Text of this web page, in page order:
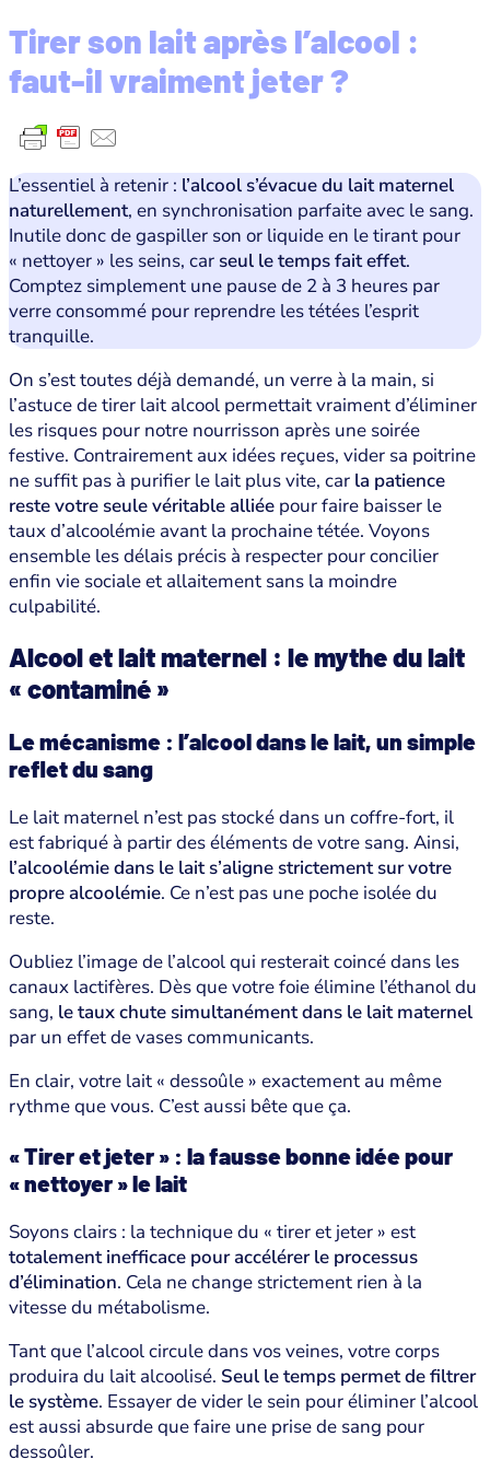
Tirer son lait après l’alcool :
faut-il vraiment jeter ?
L’essentiel à retenir : l’alcool s’évacue du lait maternel
naturellement, en synchronisation parfaite avec le sang.
Inutile donc de gaspiller son or liquide en le tirant pour
« nettoyer » les seins, car seul le temps fait effet.
Comptez simplement une pause de 2 à 3 heures par
verre consommé pour reprendre les tétées l’esprit
tranquille.
On s’est toutes déjà demandé, un verre à la main, si
l’astuce de tirer lait alcool permettait vraiment d’éliminer
les risques pour notre nourrisson après une soirée
festive. Contrairement aux idées reçues, vider sa poitrine
ne suffit pas à purifier le lait plus vite, car la patience
reste votre seule véritable alliée pour faire baisser le
taux d’alcoolémie avant la prochaine tétée. Voyons
ensemble les délais précis à respecter pour concilier
enfin vie sociale et allaitement sans la moindre
culpabilité.
Alcool et lait maternel : le mythe du lait
« contaminé »
Le mécanisme : l’alcool dans le lait, un simple
reflet du sang
Le lait maternel n’est pas stocké dans un coffre-fort, il
est fabriqué à partir des éléments de votre sang. Ainsi,
l’alcoolémie dans le lait s’aligne strictement sur votre
propre alcoolémie. Ce n’est pas une poche isolée du
reste.
Oubliez l’image de l’alcool qui resterait coincé dans les
canaux lactifères. Dès que votre foie élimine l’éthanol du
sang, le taux chute simultanément dans le lait maternel
par un effet de vases communicants.
En clair, votre lait « dessoûle » exactement au même
rythme que vous. C’est aussi bête que ça.
« Tirer et jeter » : la fausse bonne idée pour
« nettoyer » le lait
Soyons clairs : la technique du « tirer et jeter » est
totalement inefficace pour accélérer le processus
d’élimination. Cela ne change strictement rien à la
vitesse du métabolisme.
Tant que l’alcool circule dans vos veines, votre corps
produira du lait alcoolisé. Seul le temps permet de filtrer
le système. Essayer de vider le sein pour éliminer l’alcool
est aussi absurde que faire une prise de sang pour
dessoûler.